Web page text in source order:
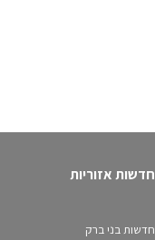
חדשות אזוריות
חדשות בני ברק